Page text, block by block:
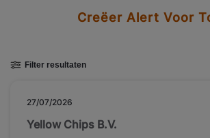
Filter resultaten
Creëer Alert Voor
27/07/2026
Yellow Chips B.V.